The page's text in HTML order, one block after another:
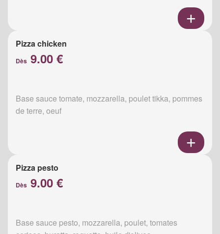
Pizza chicken
Dès 9.00 €
Base sauce tomate, mozzarella, poulet tikka, pommes
de terre, oeuf
Pizza pesto
Dès 9.00 €
Base sauce pesto, mozzarella, poulet, tomates